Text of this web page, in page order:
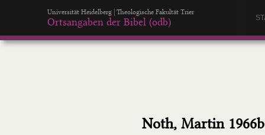
Universität Heidelberg | Theologische Fakultät Trier
Ortsangaben der Bibel (odb)
Noth, Martin 1966b